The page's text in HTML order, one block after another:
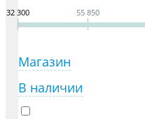
32 300 55 850
Магазин
В наличии